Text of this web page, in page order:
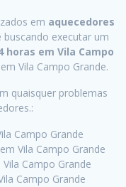
em aquecedores
buscando executar um
horas em Vila Campo
Vila Campo Grande.
quaisquer problemas
Campo Grande
Vila Campo Grande
Campo Grande
Campo Grande